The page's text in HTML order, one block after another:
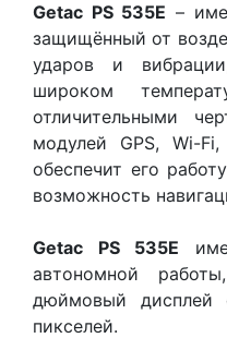
Getac PS 535E –
защищённый от
ударов и
широком
отличительными
модулей GРS, Wi-
обеспечит его
возможность
Getac PS 535E
автономной
дюймовый дисплей
пикселей.